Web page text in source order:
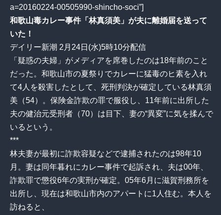
a=20160224-00505990-shincho-soci”]
和歌山毒カレー事件「林真須美」が夫に離婚届を送って
いた！
デイリー新潮 2月24日(水)5時10分配信
「疑惑の夫婦」がメディアを席巻したのは18年前のこと
だった。和歌山市の夏祭りでカレーに猛毒のヒ素を入れ
て4人を殺害したとして、死刑判決が確定している林真須
美（54）。保険金詐欺の罪で服役し、11年前に出所した
夫の健治元受刑者（70）は目下、妻の“異変”に気を揉んで
いるという。
***
林夫妻が最初に詐欺容疑などで逮捕されたのは98年10
月。妻は同年暮れにカレー事件で起訴され、夫は00年、
詐欺罪で懲役6年の実刑が確定。05年6月に滋賀刑務所を
出所し、現在は和歌山市内のアパートに1人住む。本人を
訪ねると、